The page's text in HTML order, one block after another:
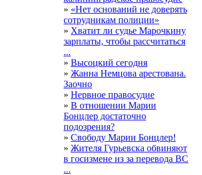
» «Нет оснований не доверять
сотрудникам полиции»
» Хватит ли судье Марочкину
зарплаты, чтобы рассчитаться
...
» Высоцкий сегодня
» Жанна Немцова арестована.
Заочно
» Нервное правосудие
» В отношении Марии
Бонцлер достаточно
подозрения?
» Свободу Марии Бонцлер!
» Жителя Гурьевска обвиняют
в госизмене из за перевода ВС
...